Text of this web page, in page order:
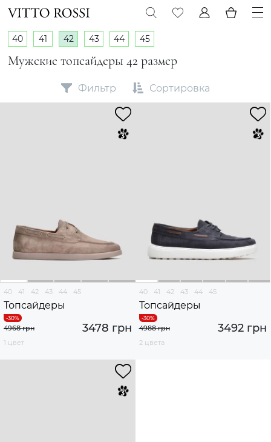
Мужские топсайдеры 42 размер
40 41 42 43 44 45
Фильтр Сортировка
40 41 42 43 44 45
Топсайдеры
3478 грн
4968 грн
1 цвет
40 41 42 43 44 45
Топсайдеры
3492 грн
4988 грн
2 цвета